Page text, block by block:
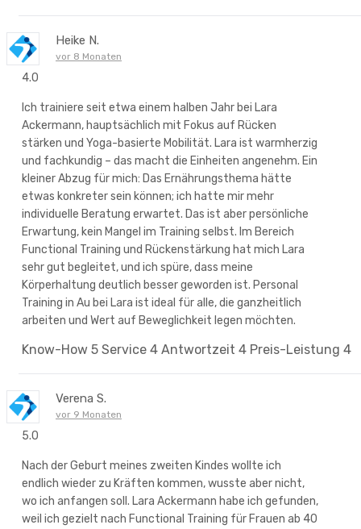
Heike N.
vor 8 Monaten
4.0
Ich trainiere seit etwa einem halben Jahr bei Lara
Ackermann, hauptsächlich mit Fokus auf Rücken
stärken und Yoga-basierte Mobilität. Lara ist warmherzig
und fachkundig – das macht die Einheiten angenehm. Ein
kleiner Abzug für mich: Das Ernährungsthema hätte
etwas konkreter sein können; ich hatte mir mehr
individuelle Beratung erwartet. Das ist aber persönliche
Erwartung, kein Mangel im Training selbst. Im Bereich
Functional Training und Rückenstärkung hat mich Lara
sehr gut begleitet, und ich spüre, dass meine
Körperhaltung deutlich besser geworden ist. Personal
Training in Au bei Lara ist ideal für alle, die ganzheitlich
arbeiten und Wert auf Beweglichkeit legen möchten.
Know-How 5 Service 4 Antwortzeit 4 Preis-Leistung 4
Verena S.
vor 9 Monaten
5.0
Nach der Geburt meines zweiten Kindes wollte ich
endlich wieder zu Kräften kommen, wusste aber nicht,
wo ich anfangen soll. Lara Ackermann habe ich gefunden,
weil ich gezielt nach Functional Training für Frauen ab 40